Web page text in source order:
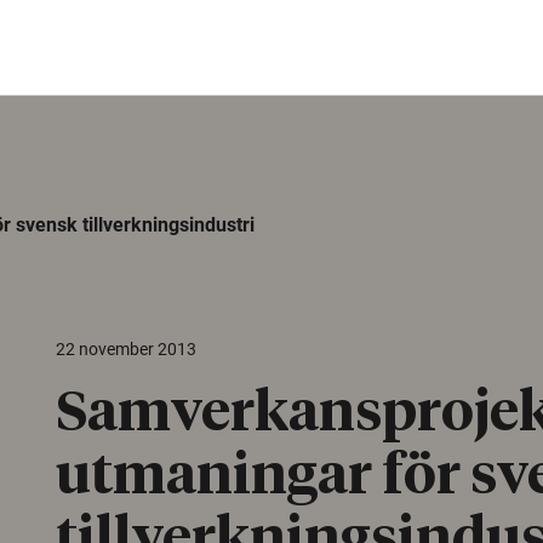
svensk tillverknings­industri
22 november 2013
utmaningar för